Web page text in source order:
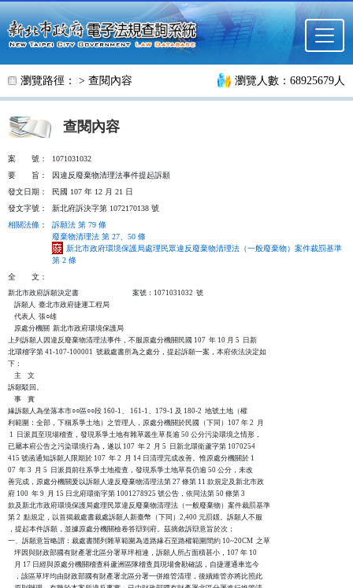
跳至主要內容
瀏覽路徑： > 查閱內容 瀏覽人數：68925679人
查閱內容
案 號：
1071031032
要
旨：
因違反廢棄物清理法事件提起訴願
發文日期：
民國 107 年 12 月 21 日
發文字號：
新北府訴決字第 1072170138 號
相關法條 ：
訴願法 第 79 條
廢棄物清理法 第 27、50 條
新北市政府環境保護局處理民眾違反廢棄物清理法（一般廢棄物）案件裁罰基準
第 2 條
全
文：
新北市政府訴願決定書                                  案號：1071031032  號
    訴願人  臺北市政府捷運工程局
    代表人  張○雄
    原處分機關  新北市政府環境保護局
上列訴願人因違反廢棄物清理法事件，不服原處分機關民國 107  年 10 月 5  日新
北環稽字第 41-107-100001  號裁處書所為之處分，提起訴願一案，本府依法決定如
下：
    主    文
訴願駁回。
    事    實
緣訴願人為坐落本市○○區○○段 160-1、 161-1、179-1 及 180-2  地號土地（權
利範圍：全部，下稱系爭土地）之管理人，原處分機關於民國（下同）107 年 2  月
1  日派員至現場稽查，發現系爭土地有雜草叢生草長逾 50 公分污染環境之情形，
已屬本府公告之污染環境行為，遂以 107  年 2  月 5  日新北環衛蘆字第 1070254
415 號函通知訴願人限期於 107  年 2  月 14 日清理完成改善。惟原處分機關於 1
07  年 3  月 5  日派員前往系爭土地複查，發現系爭土地草長仍逾 50 公分，未改
善完成，原處分機關爰以訴願人違反廢棄物清理法第 27 條第 11 款規定及新北市政
府 100  年 9  月 15 日北府環衛字第 1001278925 號公告，依同法第 50 條第 3
款及新北市政府環境保護局處理民眾違反廢棄物清理法（一般廢棄物）案件裁罰基準
第 2  點規定，以首揭裁處書裁處訴願人新臺幣（下同）2,400 元罰鍰。訴願人不服
，提起本件訴願，並據原處分機關檢卷答辯到府。茲摘敘訴辯意旨於次：
一、訴願意旨略謂：裁處書開列雜草範圍為道路緣石至路權範圍間約 10~20CM  之草
    坪因與財政部國有財產署北區分署草坪相連，訴願人所占面積甚小，107 年 10
    月 17 日經與原處分機關稽查科蘆洲區隊稽查員現場會勘確認，自捷運通車迄今
    ，該區草坪均由財政部國有財產署北區分署一併維管清理，後續維管亦將比照此